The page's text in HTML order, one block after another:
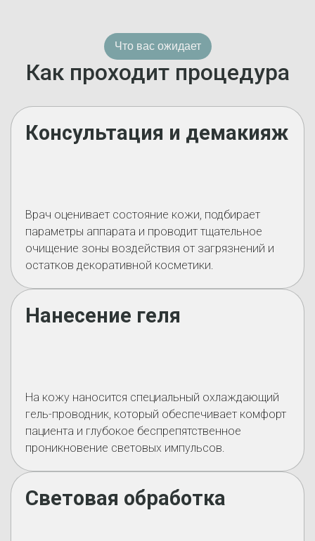
Что вас ожидает
Как проходит процедура
Консультация и демакияж
Врач оценивает состояние кожи, подбирает
параметры аппарата и проводит тщательное
очищение зоны воздействия от загрязнений и
остатков декоративной косметики.
Нанесение геля
На кожу наносится специальный охлаждающий
гель-проводник, который обеспечивает комфорт
пациента и глубокое беспрепятственное
проникновение световых импульсов.
Световая обработка